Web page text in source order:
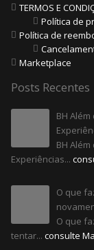
TERMOS E
Política de
Política de
Marketplace
Posts Recentes
BH
BH
Experiências...
O que
O que
tentar... consulte